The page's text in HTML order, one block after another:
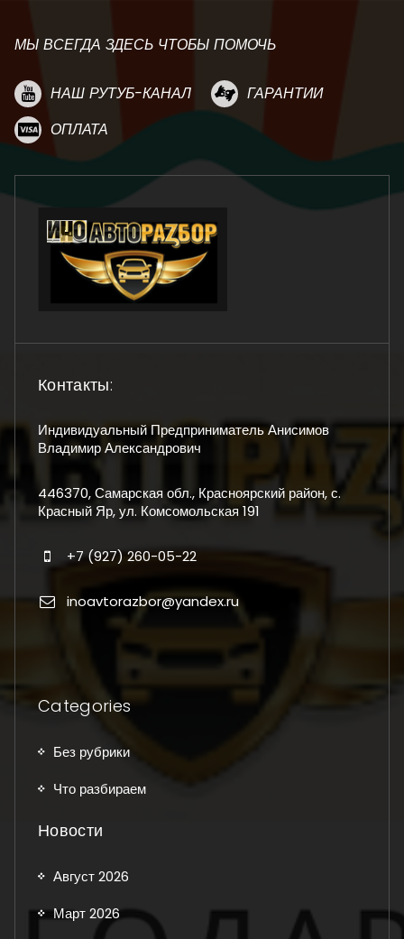
МЫ ВСЕГДА ЗДЕСЬ ЧТОБЫ ПОМОЧЬ
НАШ РУТУБ-КАНАЛ
ГАРАНТИИ
ОПЛАТА
Контакты:
Индивидуальный Предприниматель Анисимов
Владимир Александрович
446370, Самарская обл., Красноярский район, с.
Красный Яр, ул. Комсомольская 191
+7 (927) 260-05-22
inoavtorazbor@yandex.ru
Categories
Без рубрики
Что разбираем
Новости
Август 2026
Март 2026